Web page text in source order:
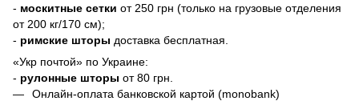
- москитные сетки от 250 грн (только на грузовые отделения
от 200 кг/170 см);
- римские шторы доставка бесплатная.
«Укр почтой» по Украине:
- рулонные шторы от 80 грн.
Онлайн-оплата банковской картой (monobank)